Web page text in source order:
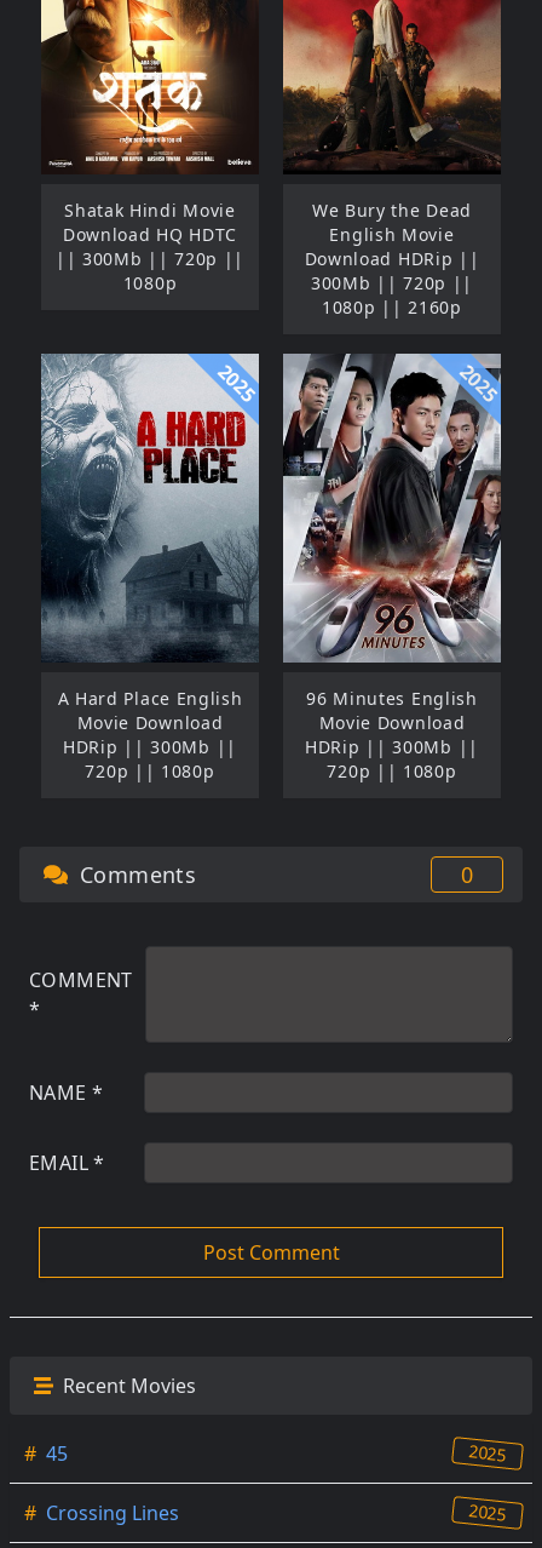
Shatak Hindi Movie
Download HQ HDTC
|| 300Mb || 720p ||
1080p
We Bury the Dead
English Movie
Download HDRip ||
300Mb || 720p ||
1080p || 2160p
2025
A Hard Place English
Movie Download
HDRip || 300Mb ||
720p || 1080p
2025
96 Minutes English
Movie Download
HDRip || 300Mb ||
720p || 1080p
Comments 0
COMMENT
*
NAME *
EMAIL*
Recent Movies
# 45 2025
# Crossing Lines 2025